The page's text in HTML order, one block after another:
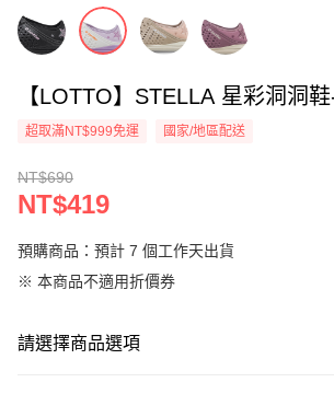
【LOTTO】STELLA 星彩洞洞
超取滿NT$999免運 國家/地區配送
NT$690
NT$419
預購商品：預計 7 個工作天出貨
※ 本商品不適用折價券
請選擇商品選項